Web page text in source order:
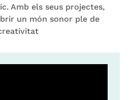
Amb els seus projectes,
un món sonor ple de